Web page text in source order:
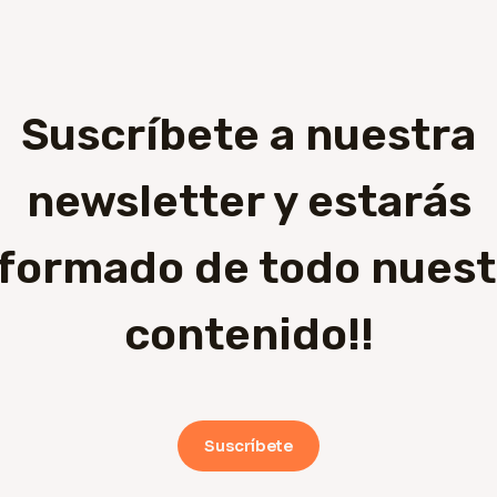
Suscríbete a nuestra
newsletter y estarás
de todo
contenido!!
Suscríbete